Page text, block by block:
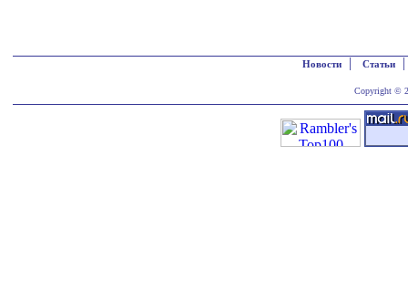
Новости| Статьи
Copyright ©